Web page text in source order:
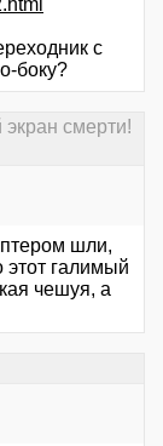
с
боку?
смерти!
шли,
этот галимый
чешуя, а